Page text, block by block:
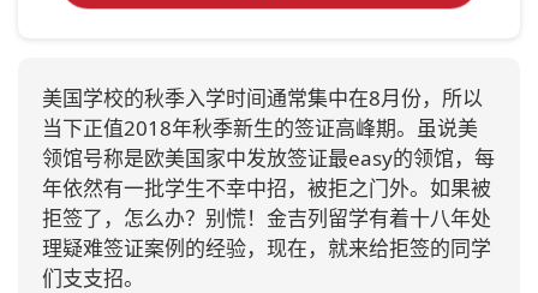
美国学校的秋季入学时间通常集中在8月份，所以
当下正值2018年秋季新生的签证高峰期。虽说美
领馆号称是欧美国家中发放签证最easy的领馆，每
年依然有一批学生不幸中招，被拒之门外。如果被
拒签了，怎么办？别慌！金吉列留学有着十八年处
理疑难签证案例的经验，现在，就来给拒签的同学
们支支招。